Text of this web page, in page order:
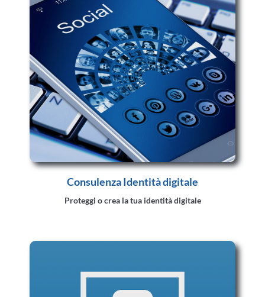
Consulenza Identità digitale
Proteggi o crea la tua identità digitale